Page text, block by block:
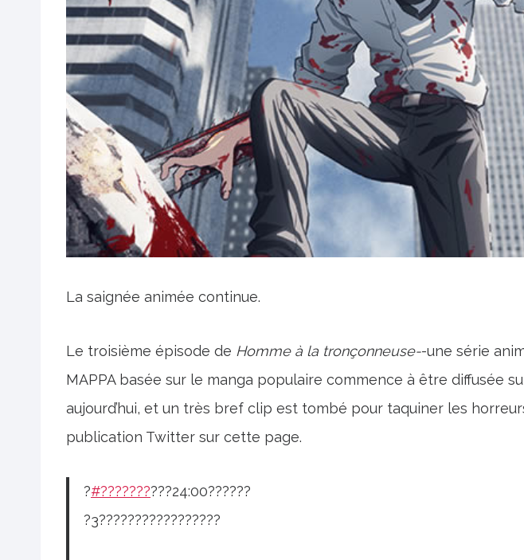
La saignée animée continue.
Le troisième épisode de Homme à la tronçonneuse--une série
MAPPA basée sur le manga populaire commence à être diffusée
aujourd’hui, et un très bref clip est tombé pour taquiner les
publication Twitter sur cette page.
?#??????????24:00??????
?3?????????????????